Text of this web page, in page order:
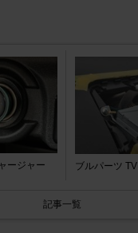
ージャー ブルパーツ
記事一覧